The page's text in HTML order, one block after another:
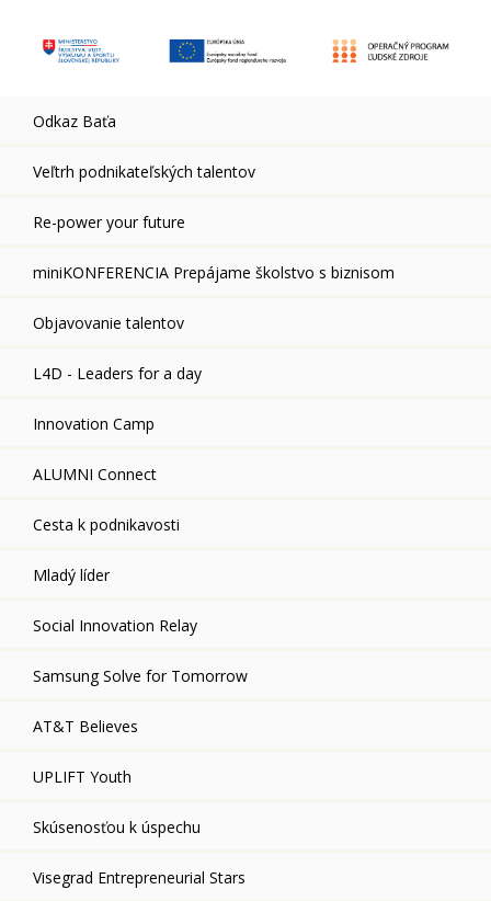
Odkaz Baťa
Veľtrh podnikateľských talentov
Re-power your future
miniKONFERENCIA Prepájame školstvo s biznisom
Objavovanie talentov
L4D - Leaders for a day
Innovation Camp
ALUMNI Connect
Cesta k podnikavosti
Mladý líder
Social Innovation Relay
Samsung Solve for Tomorrow
AT&T Believes
UPLIFT Youth
Skúsenosťou k úspechu
Visegrad Entrepreneurial Stars